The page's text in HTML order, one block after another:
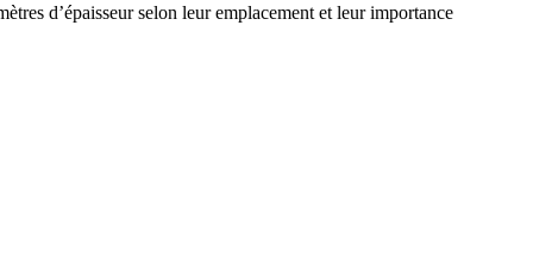
d’épaisseur selon leur emplacement et leur importance